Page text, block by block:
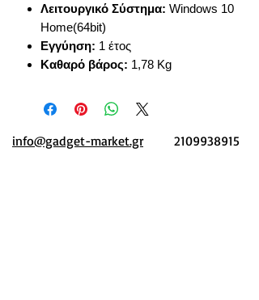
Λειτουργικό Σύστημα: Windows 10
Home(64bit)
Εγγύηση: 1 έτος
Καθαρό βάρος: 1,78 Kg
info@gadget-market.gr 2109938915